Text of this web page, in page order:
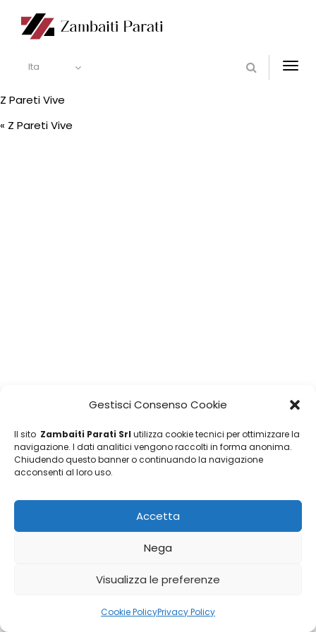
Gestisci Consenso Cookie
Il sito Zambaiti Parati Srl utilizza cookie tecnici per ottimizzare la
navigazione. I dati analitici vengono raccolti in forma anonima.
Chiudendo questo banner o continuando la navigazione
acconsenti al loro uso.
Accetta
Nega
Visualizza le preferenze
Cookie PolicyPrivacy Policy
Ita
Z Pareti Vive
« Z Pareti Vive